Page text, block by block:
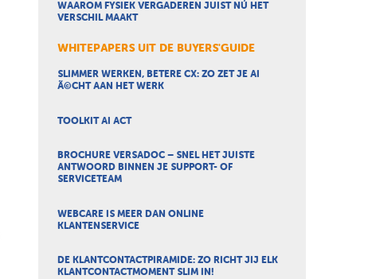
WAAROM FYSIEK VERGADEREN JUIST NÚ HET
VERSCHIL MAAKT
WHITEPAPERS UIT DE BUYERS'GUIDE
SLIMMER WERKEN, BETERE CX: ZO ZET JE AI
Ã©CHT AAN HET WERK
TOOLKIT AI ACT
BROCHURE VERSADOC – SNEL HET JUISTE
ANTWOORD BINNEN JE SUPPORT- OF
SERVICETEAM
WEBCARE IS MEER DAN ONLINE
KLANTENSERVICE
DE KLANTCONTACTPIRAMIDE: ZO RICHT JIJ ELK
KLANTCONTACTMOMENT SLIM IN!